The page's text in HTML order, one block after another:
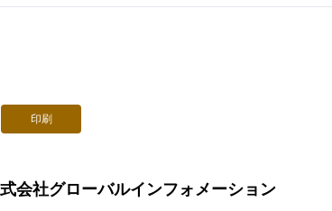
印刷
会社グローバルインフォメーション